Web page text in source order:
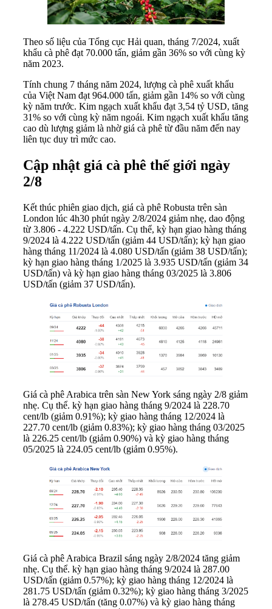
Theo số liệu của Tổng cục Hải quan, tháng 7/2024, xuất
khẩu cà phê đạt 70.000 tấn, giảm gần 36% so với cùng kỳ
năm 2023.
Tính chung 7 tháng năm 2024, lượng cà phê xuất khẩu
của Việt Nam đạt 964.000 tấn, giảm gần 14% so với cùng
kỳ năm trước. Kim ngạch xuất khẩu đạt 3,54 tỷ USD, tăng
31% so với cùng kỳ năm ngoái. Kim ngạch xuất khẩu tăng
cao dù lượng giảm là nhờ giá cà phê từ đầu năm đến nay
liên tục duy trì mức cao.
Cập nhật giá cà phê thế giới ngày
2/8
Kết thúc phiên giao dịch, giá cà phê Robusta trên sàn
London lúc 4h30 phút ngày 2/8/2024 giảm nhẹ, dao động
từ 3.806 - 4.222 USD/tấn. Cụ thể, kỳ hạn giao hàng tháng
9/2024 là 4.222 USD/tấn (giảm 44 USD/tấn); kỳ hạn giao
hàng tháng 11/2024 là 4.080 USD/tấn (giảm 38 USD/tấn);
kỳ hạn giao hàng tháng 1/2025 là 3.935 USD/tấn (giảm 34
USD/tấn) và kỳ hạn giao hàng tháng 03/2025 là 3.806
USD/tấn (giảm 37 USD/tấn).
Giá cà phê Arabica trên sàn New York sáng ngày 2/8 giảm
nhẹ. Cụ thể. kỳ hạn giao hàng tháng 9/2024 là 228.70
cent/lb (giảm 0.91%); kỳ giao hàng tháng 12/2024 là
227.70 cent/lb (giảm 0.83%); kỳ giao hàng tháng 03/2025
là 226.25 cent/lb (giảm 0.90%) và kỳ giao hàng tháng
05/2025 là 224.05 cent/lb (giảm 0.95%).
Giá cà phê Arabica Brazil sáng ngày 2/8/2024 tăng giảm
nhẹ. Cụ thể. kỳ hạn giao hàng tháng 9/2024 là 287.00
USD/tấn (giảm 0.57%); kỳ giao hàng tháng 12/2024 là
281.75 USD/tấn (giảm 0.32%); kỳ giao hàng tháng 3/2025
là 278.45 USD/tấn (tăng 0.07%) và kỳ giao hàng tháng